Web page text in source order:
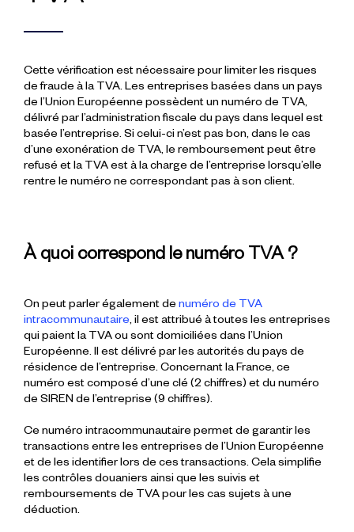
Cette vérification est nécessaire pour limiter les risques
de fraude à la TVA. Les entreprises basées dans un pays
de l’Union Européenne possèdent un numéro de TVA,
délivré par l’administration fiscale du pays dans lequel est
basée l’entreprise. Si celui-ci n’est pas bon, dans le cas
d’une exonération de TVA, le remboursement peut être
refusé et la TVA est à la charge de l’entreprise lorsqu’elle
rentre le numéro ne correspondant pas à son client.
À quoi correspond le numéro TVA ?
On peut parler également de numéro de TVA
intracommunautaire, il est attribué à toutes les entreprises
qui paient la TVA ou sont domiciliées dans l’Union
Européenne. Il est délivré par les autorités du pays de
résidence de l’entreprise. Concernant la France, ce
numéro est composé d’une clé (2 chiffres) et du numéro
de SIREN de l’entreprise (9 chiffres).
Ce numéro intracommunautaire permet de garantir les
transactions entre les entreprises de l’Union Européenne
et de les identifier lors de ces transactions. Cela simplifie
les contrôles douaniers ainsi que les suivis et
remboursements de TVA pour les cas sujets à une
déduction.